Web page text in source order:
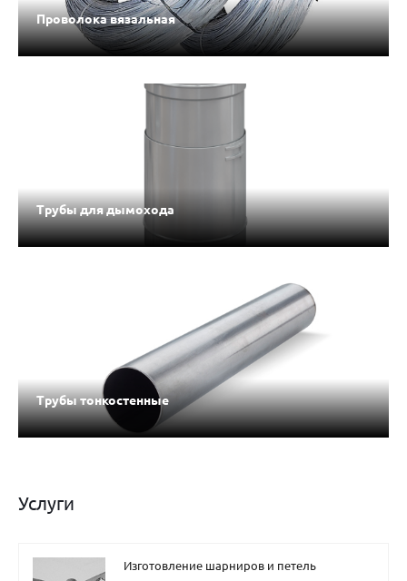
Проволока вязальная
Трубы для дымохода
Трубы тонкостенные
Услуги
Изготовление шарниров и петель